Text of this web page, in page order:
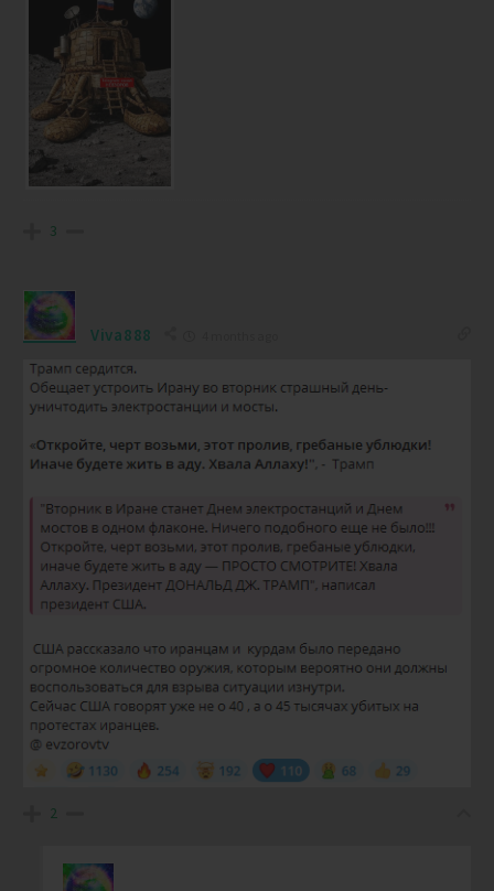
3
Viva888
2